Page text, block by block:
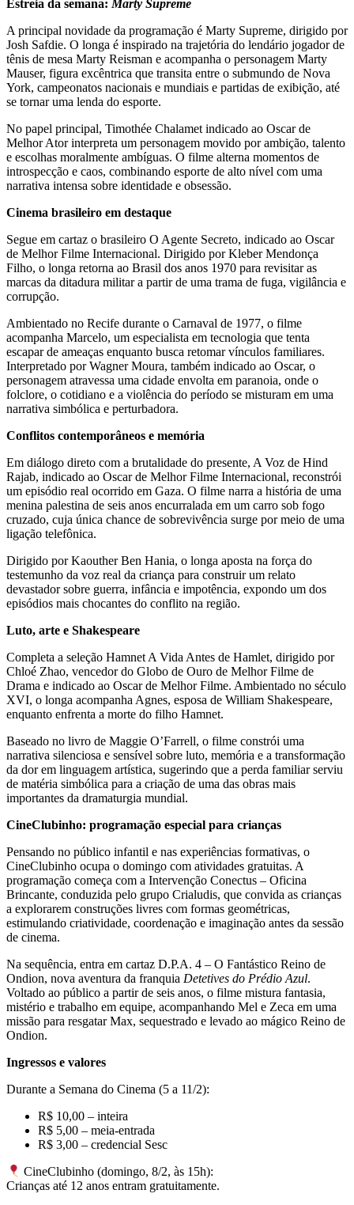
Estreia da semana: Marty Supreme
A principal novidade da programação é Marty Supreme, dirigido por
Josh Safdie. O longa é inspirado na trajetória do lendário jogador de
tênis de mesa Marty Reisman e acompanha o personagem Marty
Mauser, figura excêntrica que transita entre o submundo de Nova
York, campeonatos nacionais e mundiais e partidas de exibição, até
se tornar uma lenda do esporte.
No papel principal, Timothée Chalamet indicado ao Oscar de
Melhor Ator interpreta um personagem movido por ambição, talento
e escolhas moralmente ambíguas. O filme alterna momentos de
introspecção e caos, combinando esporte de alto nível com uma
narrativa intensa sobre identidade e obsessão.
Cinema brasileiro em destaque
Segue em cartaz o brasileiro O Agente Secreto, indicado ao Oscar
de Melhor Filme Internacional. Dirigido por Kleber Mendonça
Filho, o longa retorna ao Brasil dos anos 1970 para revisitar as
marcas da ditadura militar a partir de uma trama de fuga, vigilância e
corrupção.
Ambientado no Recife durante o Carnaval de 1977, o filme
acompanha Marcelo, um especialista em tecnologia que tenta
escapar de ameaças enquanto busca retomar vínculos familiares.
Interpretado por Wagner Moura, também indicado ao Oscar, o
personagem atravessa uma cidade envolta em paranoia, onde o
folclore, o cotidiano e a violência do período se misturam em uma
narrativa simbólica e perturbadora.
Conflitos contemporâneos e memória
Em diálogo direto com a brutalidade do presente, A Voz de Hind
Rajab, indicado ao Oscar de Melhor Filme Internacional, reconstrói
um episódio real ocorrido em Gaza. O filme narra a história de uma
menina palestina de seis anos encurralada em um carro sob fogo
cruzado, cuja única chance de sobrevivência surge por meio de uma
ligação telefônica.
Dirigido por Kaouther Ben Hania, o longa aposta na força do
testemunho da voz real da criança para construir um relato
devastador sobre guerra, infância e impotência, expondo um dos
episódios mais chocantes do conflito na região.
Luto, arte e Shakespeare
Completa a seleção Hamnet A Vida Antes de Hamlet, dirigido por
Chloé Zhao, vencedor do Globo de Ouro de Melhor Filme de
Drama e indicado ao Oscar de Melhor Filme. Ambientado no século
XVI, o longa acompanha Agnes, esposa de William Shakespeare,
enquanto enfrenta a morte do filho Hamnet.
Baseado no livro de Maggie O’Farrell, o filme constrói uma
narrativa silenciosa e sensível sobre luto, memória e a transformação
da dor em linguagem artística, sugerindo que a perda familiar serviu
de matéria simbólica para a criação de uma das obras mais
importantes da dramaturgia mundial.
CineClubinho: programação especial para crianças
Pensando no público infantil e nas experiências formativas, o
CineClubinho ocupa o domingo com atividades gratuitas. A
programação começa com a Intervenção Conectus – Oficina
Brincante, conduzida pelo grupo Crialudis, que convida as crianças
a explorarem construções livres com formas geométricas,
estimulando criatividade, coordenação e imaginação antes da sessão
de cinema.
Na sequência, entra em cartaz D.P.A. 4 – O Fantástico Reino de
Ondion, nova aventura da franquia Detetives do Prédio Azul.
Voltado ao público a partir de seis anos, o filme mistura fantasia,
mistério e trabalho em equipe, acompanhando Mel e Zeca em uma
missão para resgatar Max, sequestrado e levado ao mágico Reino de
Ondion.
Ingressos e valores
Durante a Semana do Cinema (5 a 11/2):
R$ 10,00 – inteira
R$ 5,00 – meia-entrada
R$ 3,00 – credencial Sesc
CineClubinho (domingo, 8/2, às 15h):
Crianças até 12 anos entram gratuitamente.